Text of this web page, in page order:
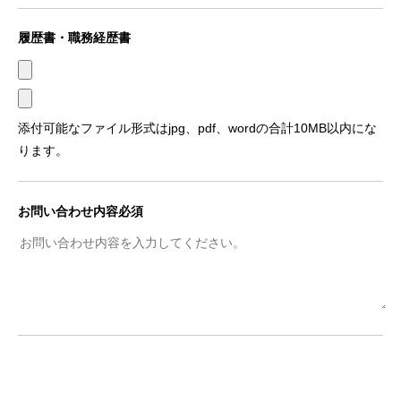
履歴書・職務経歴書
添付可能なファイル形式はjpg、pdf、wordの合計10MB以内にな
ります。
お問い合わせ内容必須